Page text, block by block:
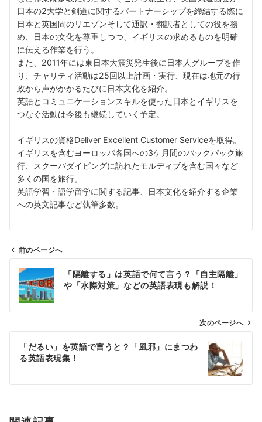
日本の2大学と剣道に関するパートナーシップを締結する際に
日本と英国間のリエゾンそして通訳・翻訳者としての役を務
め、日本の文化を尊重しつつ、イギリスの求めるものを明確
に伝える作業を行う。
また、2011年には東日本大震災発生後に日本人グループを作
り、チャリティ活動は25回以上計画・実行、現在は地元の行
政から声がかかるたびに日本文化を紹介。
英語とコミュニケーションスキルを使った日本とイギリスを
つなぐ活動は今後も継続していく予定。
イギリスの資格Deliver Excellent Customer Serviceを取得。
イギリスを含むヨーロッパ各国への3ケ月間のバックパック旅
行、スクーバダイビングに訪れたモルディブを含む国々など
多くの国を旅行。
英語学習・語学留学に関する記事、日本文化を紹介する企業
への英文記事など執筆多数。
ン
前のページへ
「隔離する」は英語で何て言う？「自主隔離」
や「水際対策」などの英語表現も解説！
次のページへ
「だるい」を英語で言うと？「風邪」にまつわ
る英語表現集！